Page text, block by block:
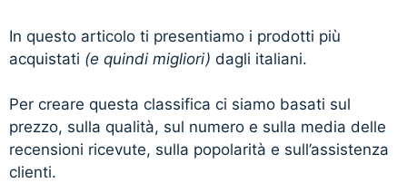
In questo articolo ti presentiamo i prodotti più
acquistati (e quindi migliori) dagli italiani.
Per creare questa classifica ci siamo basati sul
prezzo, sulla qualità, sul numero e sulla media delle
recensioni ricevute, sulla popolarità e sull’assistenza
clienti.